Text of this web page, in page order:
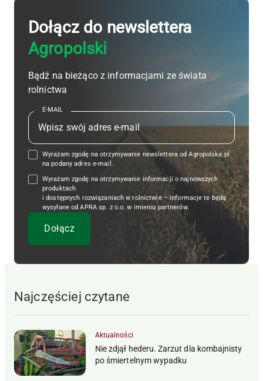
Dołącz do newslettera
Agropolski
Bądź na bieżąco z informacjami ze świata
rolnictwa
E-MAIL
Wyrażam zgodę na otrzymywanie newslettera od Agropolska.pl
na podany adres e-mail.
Wyrażam zgodę na otrzymywanie informacji o najnowszych
produktach
i dostępnych rozwiązaniach w rolnictwie – informacje te będą
wysyłane od APRA sp. z o.o. w imieniu partnerów.
Najczęściej czytane
Aktualności
Nie zdjął hederu. Zarzut dla kombajnisty
po śmiertelnym wypadku